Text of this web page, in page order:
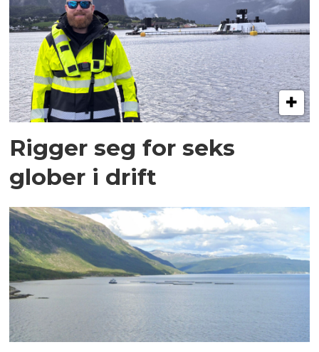
Rigger seg for seks
glober i drift